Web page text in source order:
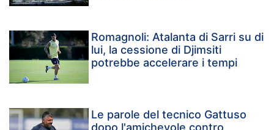
Romagnoli: Atalanta di Sarri su di
lui, la cessione di Djimsiti
potrebbe accelerare i tempi
Le parole del tecnico Gattuso
dopo l'amichevole contro